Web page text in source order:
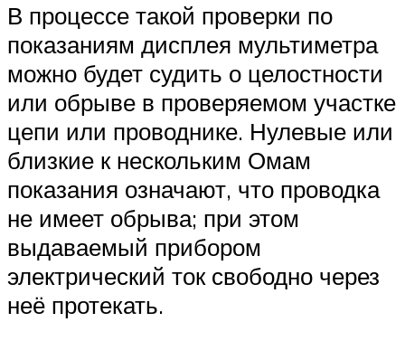
В процессе такой проверки по
показаниям дисплея мультиметра
можно будет судить о целостности
или обрыве в проверяемом участке
цепи или проводнике. Нулевые или
близкие к нескольким Омам
показания означают, что проводка
не имеет обрыва; при этом
выдаваемый прибором
электрический ток свободно через
неё протекать.